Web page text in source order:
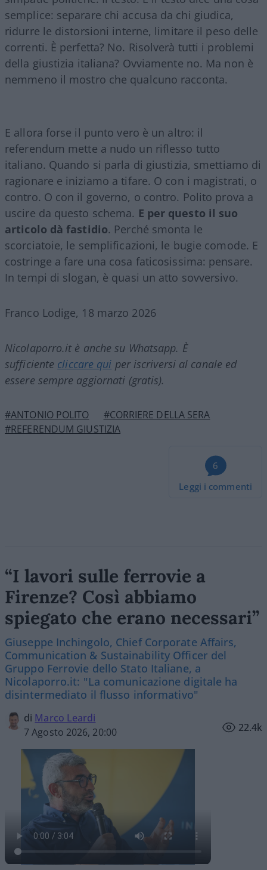
semplice: separare chi accusa da chi giudica,
ridurre le distorsioni interne, limitare il peso delle
correnti. È perfetta? No. Risolverà tutti i problemi
della giustizia italiana? Ovviamente no. Ma non è
nemmeno il mostro che qualcuno racconta.
E allora forse il punto vero è un altro: il
referendum mette a nudo un riflesso tutto
italiano. Quando si parla di giustizia, smettiamo di
ragionare e iniziamo a tifare. O con i magistrati, o
contro. O con il governo, o contro. Polito prova a
uscire da questo schema. E per questo il suo
articolo dà fastidio. Perché smonta le
scorciatoie, le semplificazioni, le bugie comode. E
costringe a fare una cosa faticosissima: pensare.
In tempi di slogan, è quasi un atto sovversivo.
Franco Lodige, 18 marzo 2026
Nicolaporro.it è anche su Whatsapp. È
sufficiente cliccare qui per iscriversi al canale ed
essere sempre aggiornati (gratis).
#ANTONIO POLITO
#CORRIERE DELLA SERA
#REFERENDUM GIUSTIZIA
6
Leggi i commenti
“I lavori sulle ferrovie a
Firenze? Così abbiamo
spiegato che erano necessari”
Giuseppe Inchingolo, Chief Corporate Affairs,
Communication & Sustainability Officer del
Gruppo Ferrovie dello Stato Italiane, a
Nicolaporro.it: "La comunicazione digitale ha
disintermediato il flusso informativo"
di Marco Leardi
7 Agosto 2026, 20:00
22.4k